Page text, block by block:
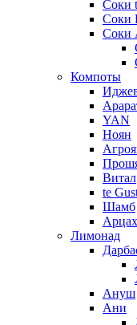
Соки
Соки
Соки
Компоты
YAN
Ноян
Витал
te
Шамб
Лимонад
Ануш
Ани